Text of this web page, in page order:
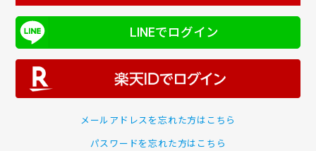
LINEでログイン
メールアドレスを忘れた方はこちら
パスワードを忘れた方はこちら